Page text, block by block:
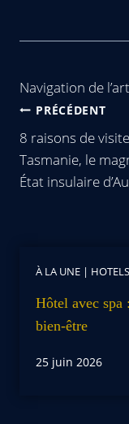
Navigation de
PRÉCÉDENT
8 raisons de
Tasmanie, le
État insulaire
À LA UNE | HOTELS
Hôtel avec spa
bien-être
25 juin 2026